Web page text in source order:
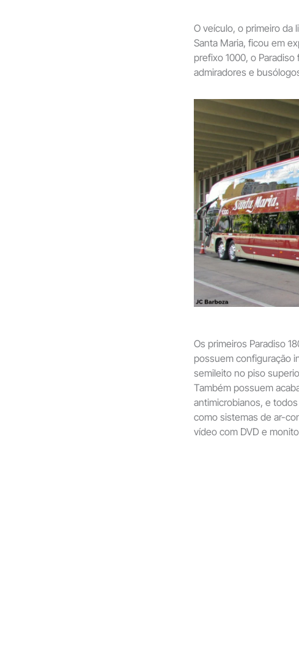
O veículo, o primeiro da
Santa Maria, ficou em
prefixo 1000, o
admiradores e
Os primeiros Paradiso
possuem configuração
semileito no piso
Também possuem
antimicrobianos, e
como sistemas de ar-
vídeo com DVD e